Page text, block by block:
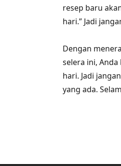
resep baru
hari.” Jadi
Dengan
selera ini,
hari. Jadi
yang ada.